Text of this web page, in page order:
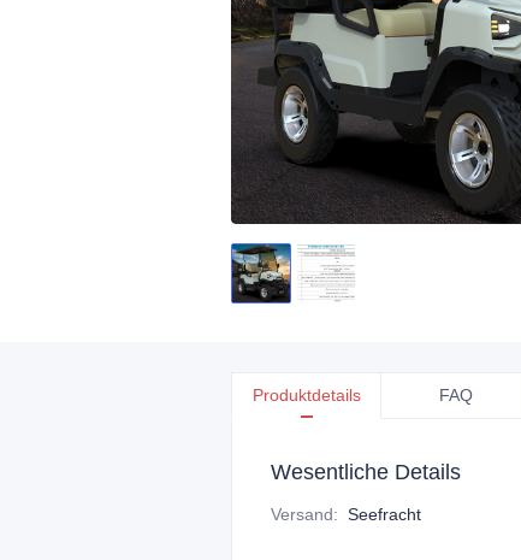
Produktdetails FAQ
Wesentliche Details
Versand: Seefracht